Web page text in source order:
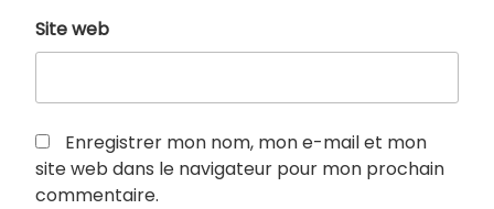
Site web
Enregistrer mon nom, mon e-mail et mon
site web dans le navigateur pour mon prochain
commentaire.